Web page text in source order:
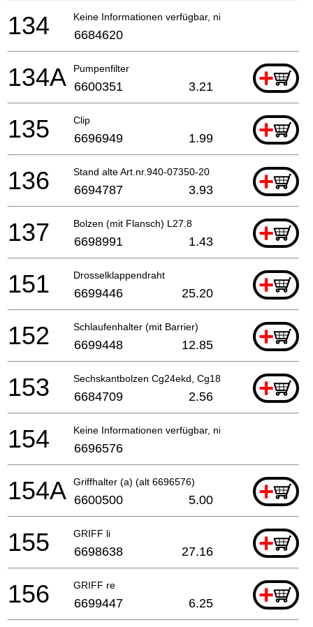
Keine Informationen verfügbar, nicht bestellbar
134 6684620
Pumpenfilter +
134A 6600351 3.21
Clip +
135 6696949 1.99
Stand alte Art.nr.940-07350-20 +
136 6694787 3.93
Bolzen (mit Flansch) L27.8 +
137 6698991 1.43
Drosselklappendraht +
151 6699446 25.20
Schlaufenhalter (mit Barrier) +
152 6699448 12.85
Sechskantbolzen Cg24ekd, Cg18dal, Cg18dl
+
153 6684709 2.56
Keine Informationen verfügbar, nicht bestellbar
154 6696576
Griffhalter (a) (alt 6696576) +
154A 6600500 5.00
GRIFF li +
155 6698638 27.16
GRIFF re +
156 6699447 6.25